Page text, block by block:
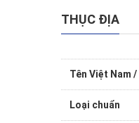
THỤC ĐỊA
Tên Việt Nam
Loại chuẩn